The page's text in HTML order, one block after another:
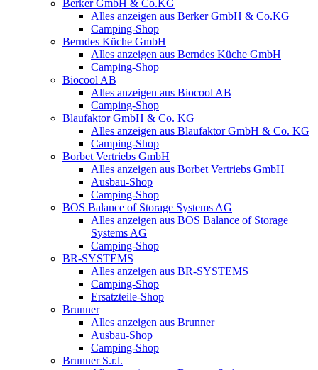
Berker GmbH & Co.KG
Alles anzeigen aus Berker GmbH & Co.KG
Camping-Shop
Berndes Küche GmbH
Alles anzeigen aus Berndes Küche GmbH
Camping-Shop
Biocool AB
Alles anzeigen aus Biocool AB
Camping-Shop
Blaufaktor GmbH & Co. KG
Alles anzeigen aus Blaufaktor GmbH & Co. KG
Camping-Shop
Borbet Vertriebs GmbH
Alles anzeigen aus Borbet Vertriebs GmbH
Ausbau-Shop
Camping-Shop
BOS Balance of Storage Systems AG
Alles anzeigen aus BOS Balance of Storage
Systems AG
Camping-Shop
BR-SYSTEMS
Alles anzeigen aus BR-SYSTEMS
Camping-Shop
Ersatzteile-Shop
Brunner
Alles anzeigen aus Brunner
Ausbau-Shop
Camping-Shop
Brunner S.r.l.